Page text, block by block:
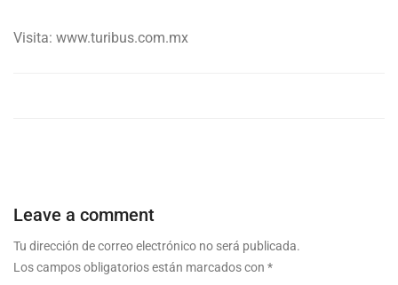
Visita: www.turibus.com.mx
Leave a comment
Tu dirección de correo electrónico no será publicada.
Los campos obligatorios están marcados con *